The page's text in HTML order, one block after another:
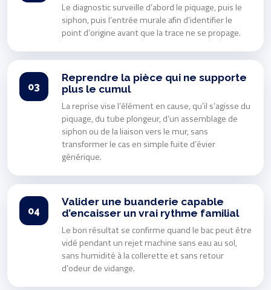
Le diagnostic surveille d’abord le piquage, puis le
siphon, puis l’entrée murale afin d’identifier le
point d’origine avant que la trace ne se propage.
03
Reprendre la pièce qui ne supporte
plus le cumul
La reprise vise l’élément en cause, qu’il s’agisse du
piquage, du tube plongeur, d’un assemblage de
siphon ou de la liaison vers le mur, sans
transformer le cas en simple fuite d’évier
générique.
04
Valider une buanderie capable
d’encaisser un vrai rythme familial
Le bon résultat se confirme quand le bac peut être
vidé pendant un rejet machine sans eau au sol,
sans humidité à la collerette et sans retour
d’odeur de vidange.